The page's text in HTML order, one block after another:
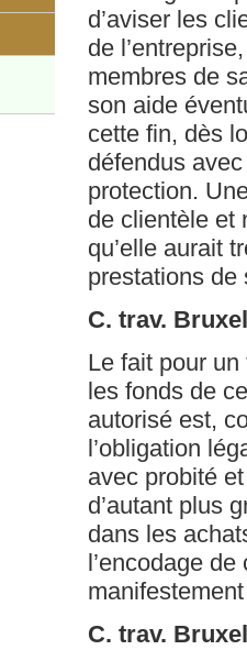
d’aviser les
de
membres de
son aide
cette fin, dès
défendus
protection.
de clientèle et
qu’elle aurait
prestations de
C. trav.
Le fait pour
les fonds de
autorisé est,
l’obligation
avec probité
d’autant plus
dans les
l’encodage
C. trav.